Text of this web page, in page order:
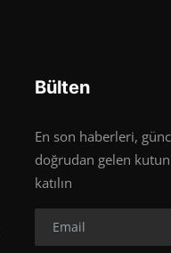
Bülten
En son haberleri,
doğrudan gelen
katılın